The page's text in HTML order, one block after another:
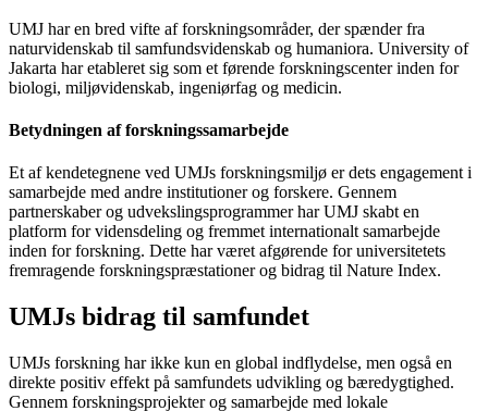
UMJ har en bred vifte af forskningsområder, der spænder fra
naturvidenskab til samfundsvidenskab og humaniora. University of
Jakarta har etableret sig som et førende forskningscenter inden for
biologi, miljøvidenskab, ingeniørfag og medicin.
Betydningen af forskningssamarbejde
Et af kendetegnene ved UMJs forskningsmiljø er dets engagement i
samarbejde med andre institutioner og forskere. Gennem
partnerskaber og udvekslingsprogrammer har UMJ skabt en
platform for vidensdeling og fremmet internationalt samarbejde
inden for forskning. Dette har været afgørende for universitetets
fremragende forskningspræstationer og bidrag til Nature Index.
UMJs bidrag til samfundet
UMJs forskning har ikke kun en global indflydelse, men også en
direkte positiv effekt på samfundets udvikling og bæredygtighed.
Gennem forskningsprojekter og samarbejde med lokale